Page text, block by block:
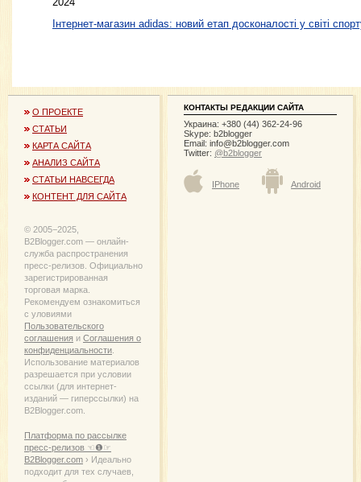
Інтернет-магазин adidas: новий етап досконалості у світі
О ПРОЕКТЕ
СТАТЬИ
КАРТА САЙТА
АНАЛИЗ САЙТА
СТАТЬИ НАВСЕГДА
КОНТЕНТ ДЛЯ САЙТА
© 2005−2025,
B2Blogger.com — онлайн-
служба распространения
пресс-релизов. Официально
зарегистрированная
торговая марка.
Рекомендуем ознакомиться
с уловиями
Пользовательского
соглашения и Соглашения о
конфиденциальности.
Использование материалов
разрешается при условии
ссылки (для интернет-
изданий — гиперссылки) на
B2Blogger.com.
Платформа по рассылке
пресс-релизов ☜❶☞
B2Blogger.com › Идеально
подходит для тех случаев,
КОНТАКТЫ РЕДАКЦИИ САЙТА
Украина: +380 (44) 362-24-96
Skype: b2blogger
Email: info@b2blogger.com
Twitter: @b2blogger
IPhone Android